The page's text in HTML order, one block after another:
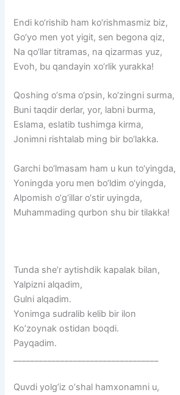
Endi ko‘rishib ham ko‘rishmasmiz biz,
Go‘yo men yot yigit, sen begona qiz,
Na qo‘llar titramas, na qizarmas yuz,
Evoh, bu qandayin xo‘rlik yurakka!
Qoshing o‘sma o‘psin, ko‘zingni surma,
Buni taqdir derlar, yor, labni burma,
Eslama, eslatib tushimga kirma,
Jonimni rishtalab ming bir bo‘lakka.
Garchi bo‘lmasam ham u kun to‘yingda,
Yoningda yoru men bo‘ldim o‘yingda,
Alpomish o‘g‘illar o‘stir uyingda,
Muhammading qurbon shu bir tilakka!
Tunda she’r aytishdik kapalak bilan,
Yalpizni alqadim,
Gulni alqadim.
Yonimga sudralib kelib bir ilon
Koʼzoynak ostidan boqdi.
Payqadim.
Quvdi yolgʼiz oʼshal hamxonamni u,